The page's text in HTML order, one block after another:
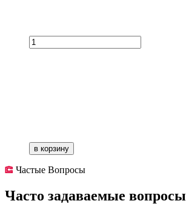
в корзину
Частые Вопросы
Часто задаваемые вопросы